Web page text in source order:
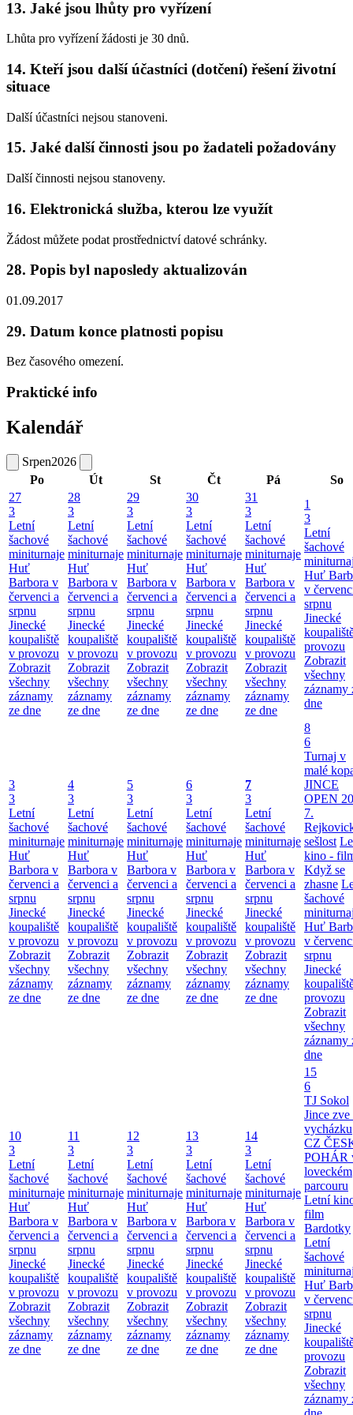
13. Jaké jsou lhůty pro vyřízení
Lhůta pro vyřízení žádosti je 30 dnů.
14. Kteří jsou další účastníci (dotčení) řešení životní
situace
Další účastníci nejsou stanoveni.
15. Jaké další činnosti jsou po žadateli požadovány
Další činnosti nejsou stanoveny.
16. Elektronická služba, kterou lze využít
Žádost můžete podat prostřednictví datové schránky.
28. Popis byl naposledy aktualizován
01.09.2017
29. Datum konce platnosti popisu
Bez časového omezení.
Praktické info
Kalendář
Srpen2026
Po
Út St Čt Pá
So
27
3
Letní
šachové
miniturnaje
Huť
Barbora v
červenci a
srpnu
Jinecké
koupaliště
v provozu
Zobrazit
všechny
záznamy
ze dne
28
3
Letní
šachové
miniturnaje
Huť
Barbora v
červenci a
srpnu
Jinecké
koupaliště
v provozu
Zobrazit
všechny
záznamy
ze dne
29
3
Letní
šachové
miniturnaje
Huť
Barbora v
červenci a
srpnu
Jinecké
koupaliště
v provozu
Zobrazit
všechny
záznamy
ze dne
30
3
Letní
šachové
miniturnaje
Huť
Barbora v
červenci a
srpnu
Jinecké
koupaliště
v provozu
Zobrazit
všechny
záznamy
ze dne
31
3
Letní
šachové
miniturnaje
Huť
Barbora v
červenci a
srpnu
Jinecké
koupaliště
v provozu
Zobrazit
všechny
záznamy
ze dne
1
3
Letní
šachové
Huť
v
srpnu
Jinecké
provozu
Zobrazit
všechny
záznamy
dne
3
3
Letní
šachové
miniturnaje
Huť
Barbora v
červenci a
srpnu
Jinecké
koupaliště
v provozu
Zobrazit
všechny
záznamy
ze dne
4
3
Letní
šachové
miniturnaje
Huť
Barbora v
červenci a
srpnu
Jinecké
koupaliště
v provozu
Zobrazit
všechny
záznamy
ze dne
5
3
Letní
šachové
miniturnaje
Huť
Barbora v
červenci a
srpnu
Jinecké
koupaliště
v provozu
Zobrazit
všechny
záznamy
ze dne
6
3
Letní
šachové
miniturnaje
Huť
Barbora v
červenci a
srpnu
Jinecké
koupaliště
v provozu
Zobrazit
všechny
záznamy
ze dne
7
3
Letní
šachové
miniturnaje
Huť
Barbora v
červenci a
srpnu
Jinecké
koupaliště
v provozu
Zobrazit
všechny
záznamy
ze dne
8
6
Turnaj v
malé
JINCE
OPEN
7.
sešlost
kino -
Když se
zhasne
šachové
Huť
v
srpnu
Jinecké
provozu
Zobrazit
všechny
záznamy
dne
10
3
Letní
šachové
miniturnaje
Huť
Barbora v
červenci a
srpnu
Jinecké
koupaliště
v provozu
Zobrazit
všechny
záznamy
ze dne
11
3
Letní
šachové
miniturnaje
Huť
Barbora v
červenci a
srpnu
Jinecké
koupaliště
v provozu
Zobrazit
všechny
záznamy
ze dne
12
3
Letní
šachové
miniturnaje
Huť
Barbora v
červenci a
srpnu
Jinecké
koupaliště
v provozu
Zobrazit
všechny
záznamy
ze dne
13
3
Letní
šachové
miniturnaje
Huť
Barbora v
červenci a
srpnu
Jinecké
koupaliště
v provozu
Zobrazit
všechny
záznamy
ze dne
14
3
Letní
šachové
miniturnaje
Huť
Barbora v
červenci a
srpnu
Jinecké
koupaliště
v provozu
Zobrazit
všechny
záznamy
ze dne
15
6
TJ Sokol
Jince zve
vycházku
CZ
POHÁR
loveckém
parcouru
Letní
film
Bardotky
Letní
šachové
Huť
v
srpnu
Jinecké
provozu
Zobrazit
všechny
záznamy